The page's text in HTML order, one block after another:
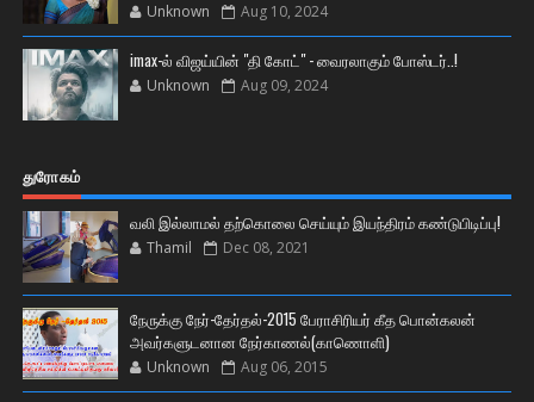
Unknown Aug 10, 2024
imax-ல் விஜய்யின் "தி கோட்" - வைரலாகும் போஸ்டர்..!
Unknown Aug 09, 2024
துரோகம்
வலி இல்லாமல் தற்கொலை செய்யும் இயந்திரம் கண்டுபிடிப்பு!
Thamil Dec 08, 2021
நேருக்கு நேர்-தேர்தல்-2015 பேராசிரியர் கீத பொன்கலன்
அவர்களுடனான நேர்காணல்(காணொளி)
Unknown Aug 06, 2015